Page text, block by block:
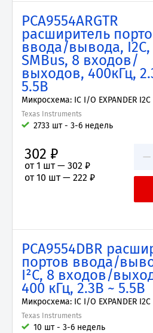
PCA9554ARGTR
расширитель
ввода/вывода, I2C,
SMBus, 8 входов/
выходов, 400кГц,
5.5В
Микросхема: IC I/O EXPANDER I2C
Texas Instruments
2733 шт - 3-6 недель
−
302 ₽
от 1 шт — 302 ₽
от 10 шт — 222 ₽
PCA9554DBR
портов ввода/
I²C, 8 входов/
400 кГц, 2.3В ~ 5.5В
Микросхема: IC I/O EXPANDER I2C
Texas Instruments
10 шт - 3-6 недель